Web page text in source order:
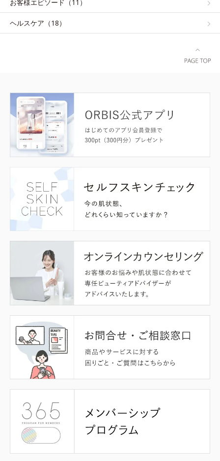
お客様エピソード（11）
ヘルスケア（18）